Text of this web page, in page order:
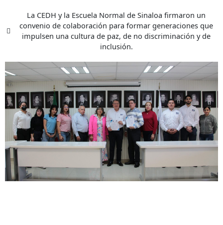
La CEDH y la Escuela Normal de Sinaloa firmaron un
convenio de colaboración para formar generaciones que
impulsen una cultura de paz, de no discriminación y de
inclusión.